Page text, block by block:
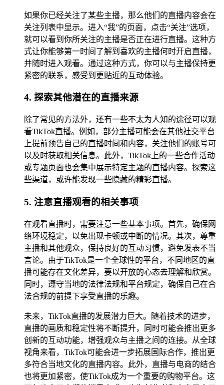
如果你已经关注了某些主播，那么他们的直播内容会在
关注列表中显示。进入“我”的页面，点击“关注”选项，
就可以看到你所关注的主播是否正在进行直播。这种方
式让你能够第一时间了解到喜欢的主播何时开启直播，
并随时进入观看。通过这种方式，你可以与主播保持更
紧密的联系，感受到更贴近的互动体验。
4. 探索其他潜在的直播来源
除了常见的方法外，还有一些不太为人知的途径可以观
看TikTok直播。例如，部分主播可能会在其他社交平台
上提前预告自己的直播时间和内容，关注他们的账号可
以及时获取相关信息。此外，TikTok上的一些合作活动
或专题页面也会集中展示特定主题的直播内容。探索这
些渠道，或许能发现一些隐藏的精彩直播。
5. 注意直播观看的相关事项
在观看直播时，需要注意一些基本事项。首先，确保网
络环境稳定，以免出现卡顿或中断的情况。其次，尊重
主播和其他观众，保持良好的互动习惯，避免发表不当
言论。由于TikTok是一个全球性的平台，不同地区的直
播可能存在文化差异，要以开放的心态去理解和欣赏。
同时，遵守当地的法律法规和平台规定，确保自己在合
法合规的前提下享受直播的乐趣。
未来，TikTok直播的发展潜力巨大。随着技术的进步，
直播的画质和稳定性将不断提升，同时可能会推出更多
创新的互动功能，增强观众与主播之间的连接。从全球
视角来看，TikTok可能会进一步拓展国际合作，推出更
多符合当地文化的直播内容。此外，直播与电商的结合
也将更加紧密，使TikTok成为一个重要的购物平台。这